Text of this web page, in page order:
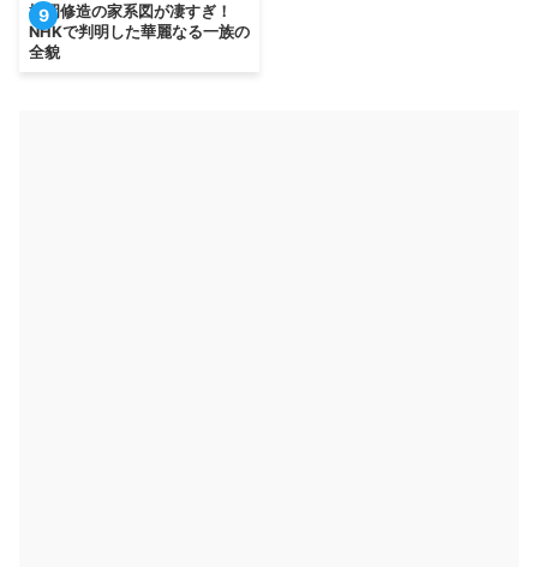
9
松岡修造の家系図が凄すぎ！
NHKで判明した華麗なる一族の
全貌